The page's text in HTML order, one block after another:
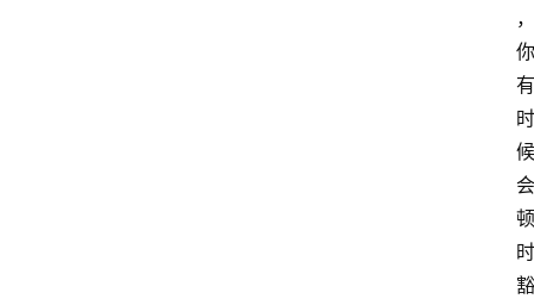
，
你
有
时
候
会
顿
时
豁